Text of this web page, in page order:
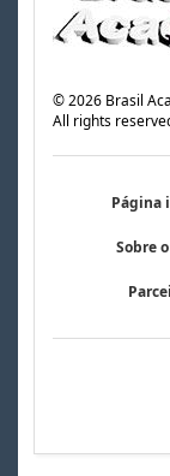
©2026 Brasil
All rights
Página
Sobre